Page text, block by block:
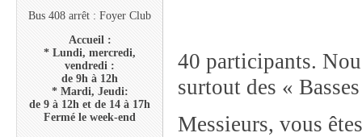
Bus 408 arrêt : Foyer Club
Accueil :
* Lundi, mercredi,
vendredi :
de 9h à 12h
* Mardi, Jeudi:
de 9 à 12h et de 14 à 17h
Fermé le week-end
40 participants.
surtout des «
Messieurs, vous